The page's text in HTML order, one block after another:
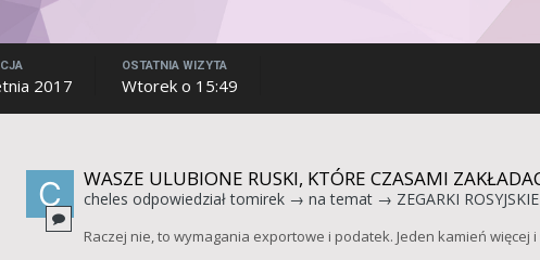
2017
OSTATNIA WIZYTA
Wtorek o 15:49
WASZE ULUBIONE RUSKI, KTÓRE CZASAMI
cheles odpowiedziałtomirek→ na temat → ZEGARKI
Raczej nie, to wymagania exportowe i podatek. Jeden kamień więcej i